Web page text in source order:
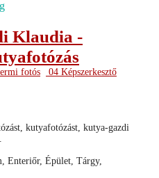
Klaudia -
fotós
04 Képszerkesztő
kutyafotózást, kutya-gazdi
Enteriőr, Épület, Tárgy,